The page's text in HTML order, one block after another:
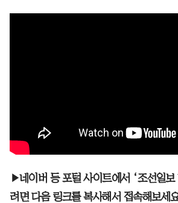
▶네이버 등 포털 사이트에서 ‘조선일보
려면 다음 링크를 복사해서 접속해보세